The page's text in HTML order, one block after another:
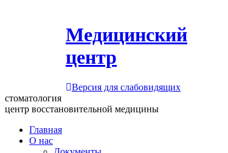
Медицинский
центр
Версия для слабовидящих
стоматология
центр восстановительной медицины
Главная
О нас